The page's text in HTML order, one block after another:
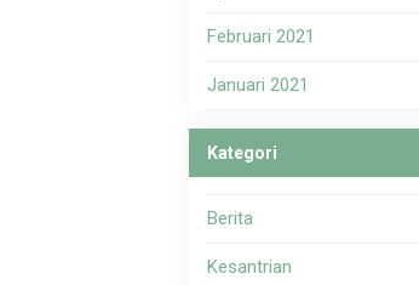
Februari 2021
Januari 2021
Kategori
Berita
Kesantrian